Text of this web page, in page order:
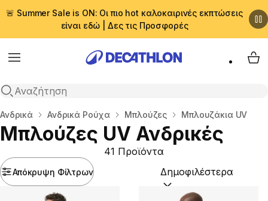
🚨 Summer Sale is ON: Οι πιο hot καλοκαιρινές εκπτώσεις
είναι εδώ | Δες τις Προσφορές
Menu
Αναζήτηση
My
Αρχική σελίδα
Ανδρικά Ανδρικά Ρούχα Μπλούζες Μπλουζάκια UV
Μπλούζες UV Ανδρικές
Απόκρυψη Φίλτρων
41 Προϊόντα
Ταξινόμηση κατά: